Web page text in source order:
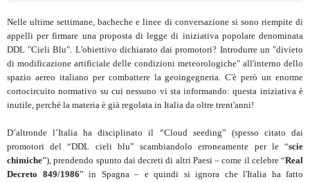
Nelle ultime settimane, bacheche e linee di conversazione si sono riempite di
appelli per firmare una proposta di legge di iniziativa popolare denominata
DDL "Cieli Blu". L'obiettivo dichiarato dai promotori? Introdurre un "divieto
di modificazione artificiale delle condizioni meteorologiche" all'interno dello
spazio aereo italiano per combattere la geoingegneria. C'è però un enorme
cortocircuito normativo su cui nessuno vi sta informando: questa iniziativa è
inutile, perché la materia è già regolata in Italia da oltre trent'anni!
D’altronde l’Italia ha disciplinato il “Cloud seeding” (spesso citato dai
promotori del “DDL cieli blu” scambiandolo erroneamente per le “scie
chimiche”), prendendo spunto dai decreti di altri Paesi – come il celebre “Real
Decreto 849/1986” in Spagna – e quindi si ignora che l'Italia ha fatto